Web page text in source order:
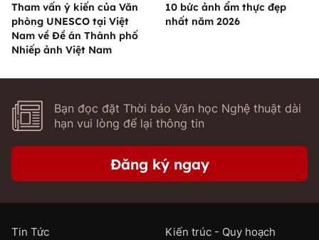
Tham vấn ý kiến của Văn
phòng UNESCO tại Việt
Nam về Đề án Thành phố
Nhiếp ảnh Việt Nam
10 bức ảnh ẩm thực đẹp
nhất năm 2026
Bạn đọc đặt Thời báo Văn học Nghệ thuật dài
hạn vui lòng để lại thông tin
Đăng ký ngay
Tin Tức
Kiến trúc - Quy hoạch